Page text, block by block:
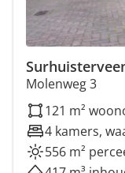
Molenweg 3
121 m²
4 kamers,
556 m²